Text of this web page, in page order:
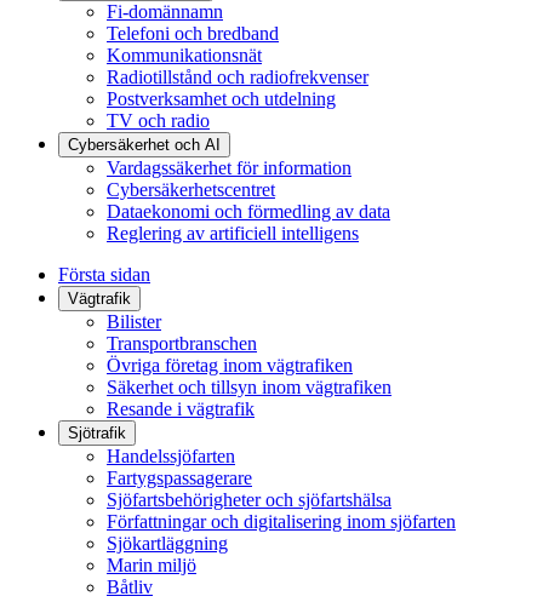
Fi-domännamn
Telefoni och bredband
Kommunikationsnät
Radiotillstånd och radiofrekvenser
Postverksamhet och utdelning
TV och radio
Cybersäkerhet och AI
Vardagssäkerhet för information
Cybersäkerhetscentret
Dataekonomi och förmedling av data
Reglering av artificiell intelligens
Första sidan
Vägtrafik
Bilister
Transportbranschen
Övriga företag inom vägtrafiken
Säkerhet och tillsyn inom vägtrafiken
Resande i vägtrafik
Sjötrafik
Handelssjöfarten
Fartygspassagerare
Sjöfartsbehörigheter och sjöfartshälsa
Författningar och digitalisering inom sjöfarten
Sjökartläggning
Marin miljö
Båtliv